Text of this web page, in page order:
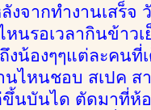
จากทำงานเสร็จ
รอเวลากินข้าวเ
งน้องๆๆแต่ละคน
ไหนชอบ สเปค ส
นบันได ตัดมาที่ห้อ